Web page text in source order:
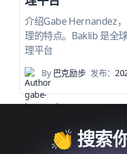
介绍Gabe Hernandez
理的特点。Baklib 是全
理平台
By巴克励步 发布：
👏 搜索